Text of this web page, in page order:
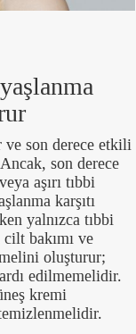
ve son derece etkili
son derece
aşırı tıbbi
karşıtı
yalnızca tıbbi
bakımı ve
oluşturur;
edilmemelidir.
kremi